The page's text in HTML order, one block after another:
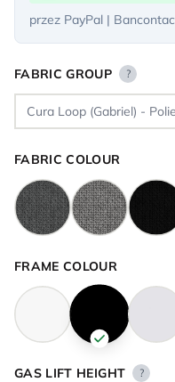
przez PayPal |
FABRIC GROUP ?
FABRIC COLOUR
FRAME COLOUR
GAS LIFT HEIGHT ?